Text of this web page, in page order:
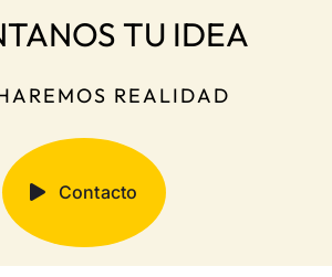
TU IDEA
REALIDAD
Contacto